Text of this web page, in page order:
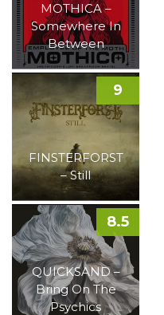
MOTHICA –
Somewhere In
Between
FINSTERFORST
– Still
9
QUICKSAND –
Bring On The
Psychics
8.5